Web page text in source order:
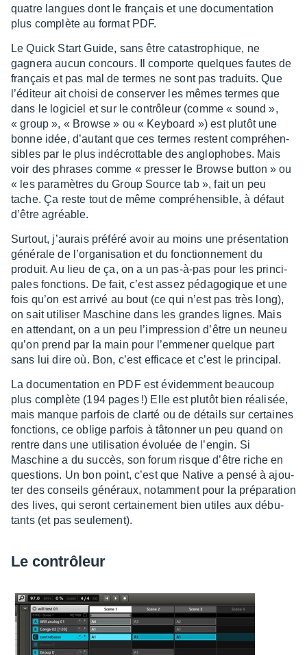
quatre langues dont le français et une docu­men­ta­tion
plus complète au format PDF.
Le Quick Start Guide, sans être catas­tro­phique, ne
gagnera aucun concours. Il comporte quelques fautes de
français et pas mal de termes ne sont pas traduits. Que
l’édi­teur ait choisi de conser­ver les mêmes termes que
dans le logi­ciel et sur le contrô­leur (comme « sound »,
« group », « Browse » ou « Keyboard ») est plutôt une
bonne idée, d’au­tant que ces termes restent compré­hen­
sibles par le plus indé­crot­table des anglo­phobes. Mais
voir des phrases comme « pres­ser le Browse button » ou
« les para­mètres du Group Source tab », fait un peu
tache. Ça reste tout de même compré­hen­sible, à défaut
d’être agréable.
Surtout, j’au­rais préféré avoir au moins une présen­ta­tion
géné­rale de l’or­ga­ni­sa­tion et du fonc­tion­ne­ment du
produit. Au lieu de ça, on a un pas-à-pas pour les prin­ci­
pales fonc­tions. De fait, c’est assez péda­go­gique et une
fois qu’on est arrivé au bout (ce qui n’est pas très long),
on sait utili­ser Maschine dans les grandes lignes. Mais
en atten­dant, on a un peu l’im­pres­sion d’être un neuneu
qu’on prend par la main pour l’em­me­ner quelque part
sans lui dire où. Bon, c’est effi­cace et c’est le prin­ci­pal.
La docu­men­ta­tion en PDF est évidem­ment beau­coup
plus complète (194 pages !) Elle est plutôt bien réali­sée,
mais manque parfois de clarté ou de détails sur certaines
fonc­tions, ce oblige parfois à tâton­ner un peu quand on
rentre dans une utili­sa­tion évoluée de l’en­gin. Si
Maschine a du succès, son forum risque d’être riche en
ques­tions. Un bon point, c’est que Native a pensé à ajou­
ter des conseils géné­raux, notam­ment pour la prépa­ra­tion
des lives, qui seront certai­ne­ment bien utiles aux débu­
tants (et pas seule­ment).
Le contrô­leur